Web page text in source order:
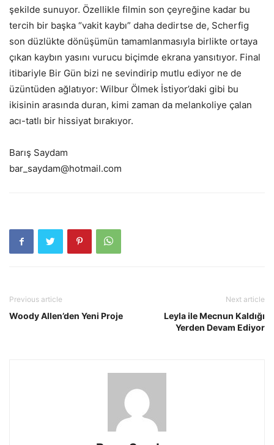
şekilde sunuyor. Özellikle filmin son çeyreğine kadar bu
tercih bir başka “vakit kaybı” daha dedirtse de, Scherfig
son düzlükte dönüşümün tamamlanmasıyla birlikte ortaya
çıkan kaybın yasını vurucu biçimde ekrana yansıtıyor. Final
itibariyle Bir Gün bizi ne sevindirip mutlu ediyor ne de
üzüntüden ağlatıyor: Wilbur Ölmek İstiyor’daki gibi bu
ikisinin arasında duran, kimi zaman da melankoliye çalan
acı-tatlı bir hissiyat bırakıyor.
Barış Saydam
bar_saydam@hotmail.com
Previous article
Woody Allen’den Yeni Proje
Next article
Leyla ile Mecnun Kaldığı
Yerden Devam Ediyor